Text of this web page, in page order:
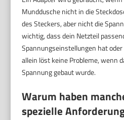
Munddusche nicht in die
des Steckers, aber nicht die
wichtig, dass dein Netzteil
Spannungseinstellungen hat
allein löst keine Probleme, wenn
Spannung gebaut wurde.
Warum haben
spezielle